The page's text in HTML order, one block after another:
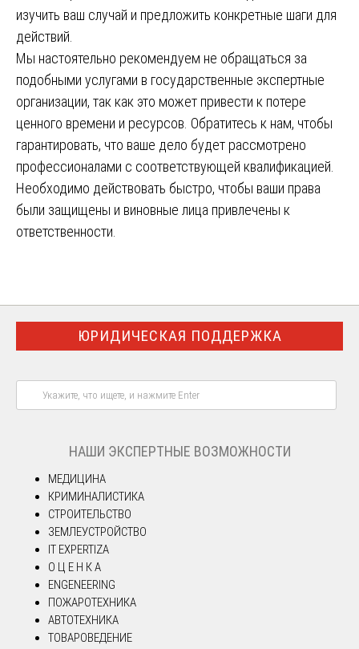
изучить ваш случай и предложить конкретные шаги для
действий.
Мы настоятельно рекомендуем не обращаться за
подобными услугами в государственные экспертные
организации, так как это может привести к потере
ценного времени и ресурсов. Обратитесь к нам, чтобы
гарантировать, что ваше дело будет рассмотрено
профессионалами с соответствующей квалификацией.
Необходимо действовать быстро, чтобы ваши права
были защищены и виновные лица привлечены к
ответственности.
ЮРИДИЧЕСКАЯ ПОДДЕРЖКА
НАШИ ЭКСПЕРТНЫЕ ВОЗМОЖНОСТИ
МЕДИЦИНА
КРИМИНАЛИСТИКА
СТРОИТЕЛЬСТВО
ЗЕМЛЕУСТРОЙСТВО
IT EXPERTIZA
О Ц Е Н К А
ENGENEERING
ПОЖАРОТЕХНИКА
АВТОТЕХНИКА
ТОВАРОВЕДЕНИЕ